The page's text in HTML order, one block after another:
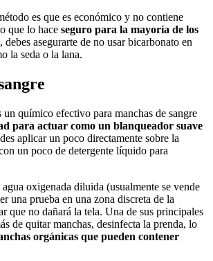
es que es económico y no contiene
que lo hace seguro para la mayoría de los
debes asegurarte de no usar bicarbonato en
la seda o la lana.
un químico efectivo para manchas de sangre
para actuar como un blanqueador suave
aplicar un poco directamente sobre la
un poco de detergente líquido para
oxigenada diluida (usualmente se vende
una prueba en una zona discreta de la
que no dañará la tela. Una de sus principales
de quitar manchas, desinfecta la prenda, lo
orgánicas que pueden contener